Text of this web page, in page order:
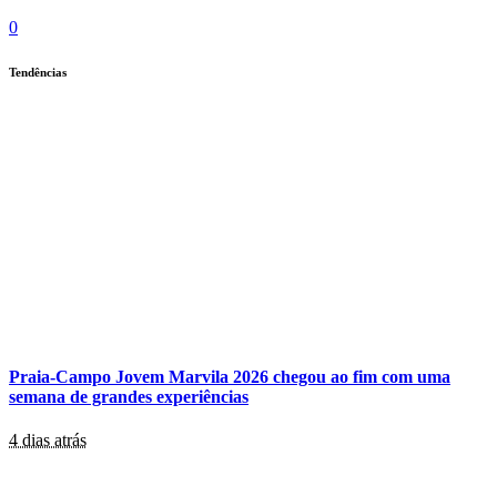
0
Tendências
Praia-Campo Jovem Marvila 2026 chegou ao fim com uma
semana de grandes experiências
4 dias atrás